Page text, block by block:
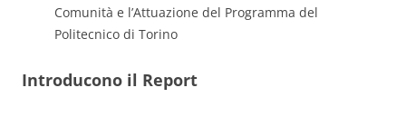
Comunità e l’Attuazione del Programma del
Politecnico di Torino
Introducono il Report